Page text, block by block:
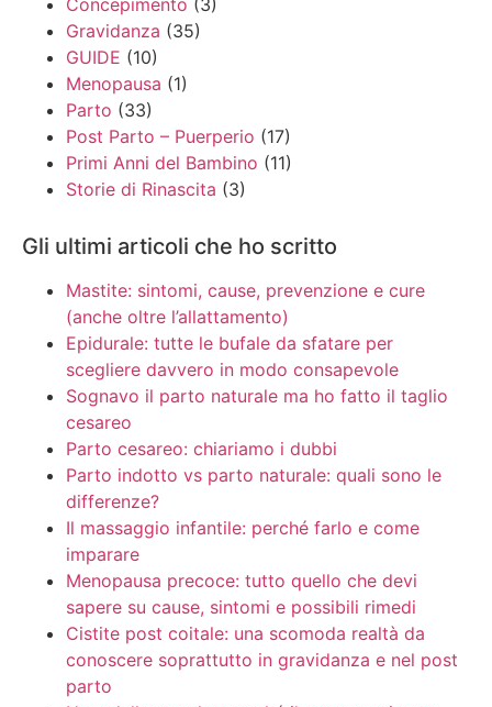
Gravidanza (35)
GUIDE (10)
Menopausa (1)
Parto (33)
Post Parto – Puerperio (17)
Primi Anni del Bambino (11)
Storie di Rinascita (3)
Gli ultimi articoli che ho scritto
Mastite: sintomi, cause, prevenzione e cure
(anche oltre l’allattamento)
Epidurale: tutte le bufale da sfatare per
scegliere davvero in modo consapevole
Sognavo il parto naturale ma ho fatto il taglio
cesareo
Parto cesareo: chiariamo i dubbi
Parto indotto vs parto naturale: quali sono le
differenze?
Il massaggio infantile: perché farlo e come
imparare
Menopausa precoce: tutto quello che devi
sapere su cause, sintomi e possibili rimedi
Cistite post coitale: una scomoda realtà da
conoscere soprattutto in gravidanza e nel post
parto